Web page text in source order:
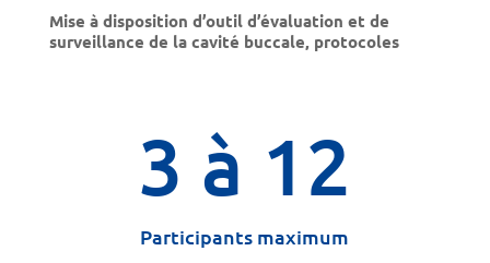
Mise à disposition d’outil d’évaluation et de
surveillance de la cavité buccale, protocoles
3 à 12
Participants maximum